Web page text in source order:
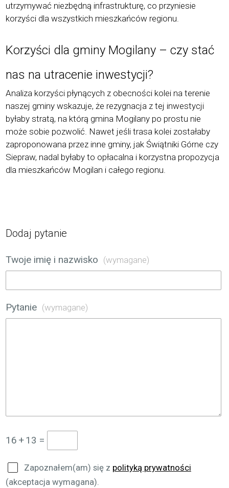
utrzymywać niezbędną infrastrukturę, co przyniesie
korzyści dla wszystkich mieszkańców regionu.
Korzyści dla gminy Mogilany – czy stać
nas na utracenie inwestycji?
Analiza korzyści płynących z obecności kolei na terenie
naszej gminy wskazuje, że rezygnacja z tej inwestycji
byłaby stratą, na którą gmina Mogilany po prostu nie
może sobie pozwolić. Nawet jeśli trasa kolei zostałaby
zaproponowana przez inne gminy, jak Świątniki Górne czy
Siepraw, nadal byłaby to opłacalna i korzystna propozycja
dla mieszkańców Mogilan i całego regionu.
Dodaj pytanie
Twoje imię i nazwisko (wymagane)
Pytanie (wymagane)
16 +13 =
Zapoznałem(am) się z polityką prywatności
(akceptacja wymagana).